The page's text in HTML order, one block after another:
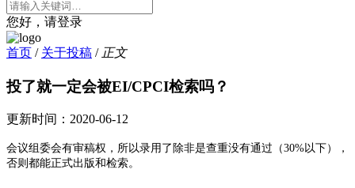
您好，请登录
首页 / 关于投稿 / 正文
投了就一定会被EI/CPCI检索吗？
更新时间： 2020-06-12
会议组委会有审稿权，所以录用了除非是查重没有通过（30%以下），
否则都能正式出版和检索。